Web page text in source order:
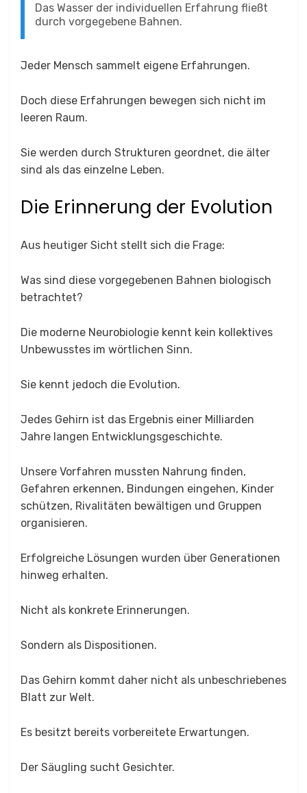
Das Wasser der individuellen Erfahrung fließt
durch vorgegebene Bahnen.
Jeder Mensch sammelt eigene Erfahrungen.
Doch diese Erfahrungen bewegen sich nicht im
leeren Raum.
Sie werden durch Strukturen geordnet, die älter
sind als das einzelne Leben.
Die Erinnerung der Evolution
Aus heutiger Sicht stellt sich die Frage:
Was sind diese vorgegebenen Bahnen biologisch
betrachtet?
Die moderne Neurobiologie kennt kein kollektives
Unbewusstes im wörtlichen Sinn.
Sie kennt jedoch die Evolution.
Jedes Gehirn ist das Ergebnis einer Milliarden
Jahre langen Entwicklungsgeschichte.
Unsere Vorfahren mussten Nahrung finden,
Gefahren erkennen, Bindungen eingehen, Kinder
schützen, Rivalitäten bewältigen und Gruppen
organisieren.
Erfolgreiche Lösungen wurden über Generationen
hinweg erhalten.
Nicht als konkrete Erinnerungen.
Sondern als Dispositionen.
Das Gehirn kommt daher nicht als unbeschriebenes
Blatt zur Welt.
Es besitzt bereits vorbereitete Erwartungen.
Der Säugling sucht Gesichter.